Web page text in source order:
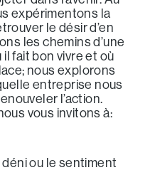
expérimentons la
le désir d’en
les chemins d’une
fait bon vivre et où
nous explorons
entreprise nous
l’action.
vous invitons à:
déni ou le sentiment